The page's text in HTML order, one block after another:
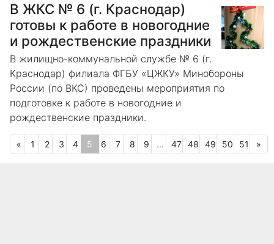
В ЖКС № 6 (г. Краснодар)
готовы к работе в новогодние
и рождественские праздники
В жилищно-коммунальной службе № 6 (г.
Краснодар) филиала ФГБУ «ЦЖКУ» Минобороны
России (по ВКС) проведены мероприятия по
подготовке к работе в новогодние и
рождественские праздники.
« Предыдущая
1 2 3 4 5 (текущая)
6 7 8 9 ... 47 48 49 50 51 »